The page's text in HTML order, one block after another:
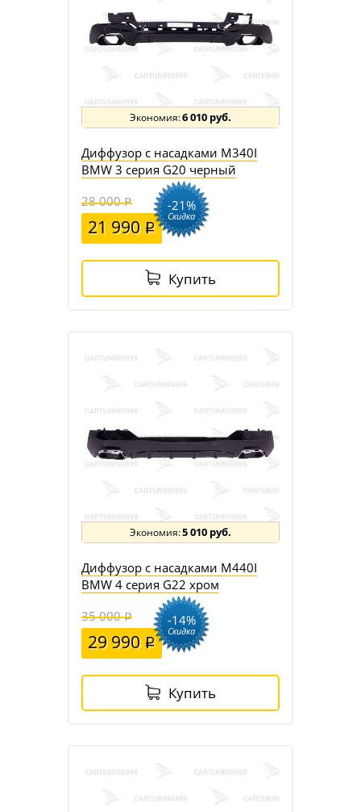
6 010 руб.
Диффузор с насадками M340I
BMW 3 серия G20 черный
28 000
21 990
-21%
Скидка
Купить
5 010 руб.
Диффузор с насадками M440I
BMW 4 серия G22 хром
35 000
29 990
-14%
Скидка
Купить